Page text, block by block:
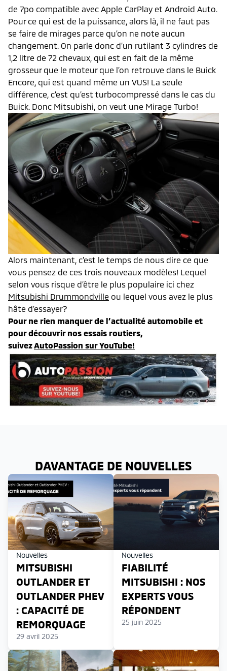
de 7po compatible avec Apple CarPlay et Android Auto.
Pour ce qui est de la puissance, alors là, il ne faut pas
se faire de mirages parce qu’on ne note aucun
changement. On parle donc d’un rutilant 3 cylindres de
1,2 litre de 72 chevaux, qui est en fait de la même
grosseur que le moteur que l’on retrouve dans le Buick
Encore, qui est quand même un VUS! La seule
différence, c’est qu’est turbocompressé dans le cas du
Buick. Donc Mitsubishi, on veut une Mirage Turbo!
Alors maintenant, c’est le temps de nous dire ce que
vous pensez de ces trois nouveaux modèles! Lequel
selon vous risque d’être le plus populaire ici chez
Mitsubishi Drummondville ou lequel vous avez le plus
hâte d’essayer?
Pour ne rien manquer de l’actualité automobile et
pour découvrir nos essais routiers,
suivez AutoPassion sur YouTube!
DAVANTAGE DE NOUVELLES
Nouvelles
MITSUBISHI
OUTLANDER ET
OUTLANDER PHEV
: CAPACITÉ DE
REMORQUAGE
29 avril 2025
Nouvelles
FIABILITÉ
MITSUBISHI : NOS
EXPERTS VOUS
RÉPONDENT
25 juin 2025